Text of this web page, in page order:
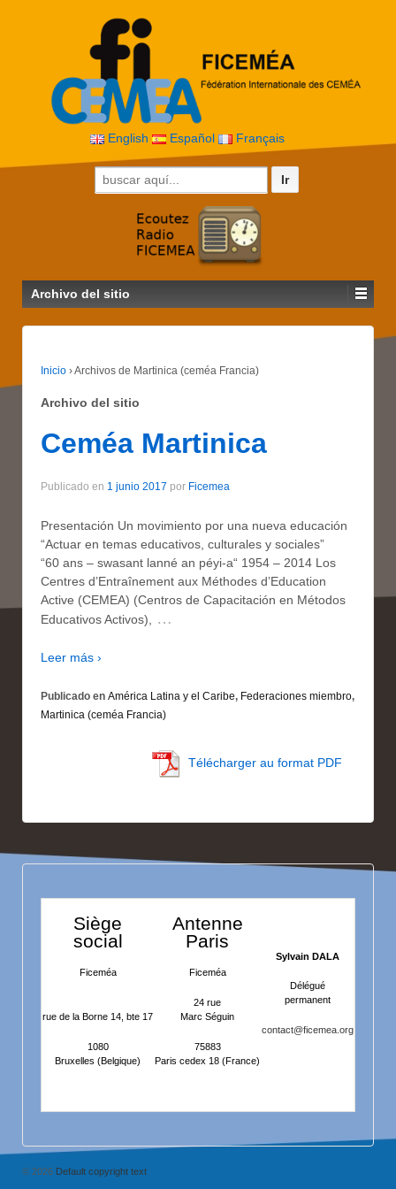
English Español Français
Buscar por:
Archivo del sitio
Inicio ›Archivos de Martinica (ceméa Francia)
Archivo del sitio
Ceméa Martinica
Publicado en 1 junio 2017 por Ficemea
Presentación Un movimiento por una nueva educación
“Actuar en temas educativos, culturales y sociales”
“60 ans – swasant lanné an péyi-a“ 1954 – 2014 Los
Centres d’Entraînement aux Méthodes d’Education
Active (CEMEA) (Centros de Capacitación en Métodos
Educativos Activos),
…
Leer más ›
Publicado en América Latina y el Caribe, Federaciones miembro,
Martinica (ceméa Francia)
Télécharger au format PDF
Siège
social
Ficeméa
rue de la Borne 14, bte 17
1080
Bruxelles (Belgique)
Antenne
Paris
Ficeméa
24 rue
Marc Séguin
75883
Paris cedex 18 (France)
Sylvain DALA
Délégué
permanent
contact@ficemea.org
© 2026 Default copyright text